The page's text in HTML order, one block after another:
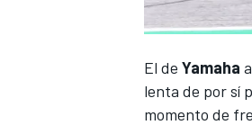
El de Yamaha
lenta de por sí
momento de